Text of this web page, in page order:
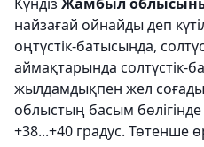
найзағай ойнайды деп
оңтүстік-батысында,
аймақтарында солтүстік-
жылдамдықпен жел
облыстың басым
+38...+40 градус. Төтенше